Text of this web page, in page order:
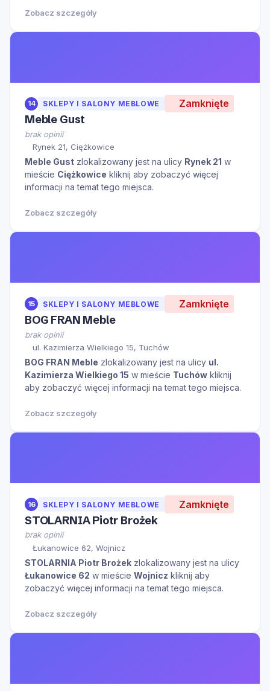
Zobacz szczegóły
14 SKLEPY I SALONY MEBLOWE Zamknięte
Meble Gust
brak opinii
Rynek 21, Ciężkowice
Meble Gust zlokalizowany jest na ulicy Rynek 21 w
mieście Ciężkowice kliknij aby zobaczyć więcej
informacji na temat tego miejsca.
Zobacz szczegóły
15 SKLEPY I SALONY MEBLOWE Zamknięte
BOG FRAN Meble
brak opinii
ul. Kazimierza Wielkiego 15, Tuchów
BOG FRAN Meble zlokalizowany jest na ulicy ul.
Kazimierza Wielkiego 15 w mieście Tuchów kliknij
aby zobaczyć więcej informacji na temat tego miejsca.
Zobacz szczegóły
16 SKLEPY I SALONY MEBLOWE Zamknięte
STOLARNIA Piotr Brożek
brak opinii
Łukanowice 62, Wojnicz
STOLARNIA Piotr Brożek zlokalizowany jest na ulicy
Łukanowice 62 w mieście Wojnicz kliknij aby
zobaczyć więcej informacji na temat tego miejsca.
Zobacz szczegóły